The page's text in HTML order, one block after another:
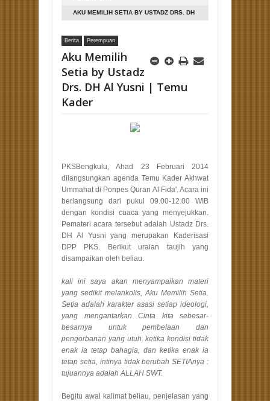
AKU MEMILIH SETIA BY USTADZ DRS. DH
Berita Perempuan
Aku Memilih
Setia by Ustadz
Drs. DH Al Yusni | Temu
Kader
PKSBengkulu, Ahad 23 Februari 2014
dilangsungkan agenda Temu Kader Akhwat
Ummahat di Ponpes Quran Al Fida'. Acara ini
berlangsung dari pukul 09.00-12.00 WIB
dengan kondisi cuaca yang menyejukkan.
Pemateri acara tersebut adalah Ustadz Drs.
DH Al Yusni yang merupakan Kaderisasi
DPP PKS. Berikut uraian taujih yang
disampaikan oleh beliau.
kali ini saya akan menyampaikan materi
yang sedikit melankolis, Aku Memilih Setia.
Setia adalah karakter asasi setiap ideologi,
yang mengantarkan Cinta kita sebesar-
besarnya untuk pembelaan dan
pengorbanan yang utuh. ketika kondisi tidak
enak ia tetap bahagia, dan ketika enak ia
tetap setia, intinya tidak berubah SETIAnya :
tujuannya adalah ALLAH SWT.
Begitu awal kalimat beliau, penjelasan yang